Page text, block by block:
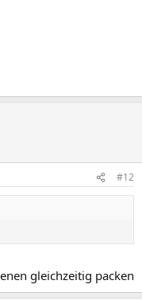
#12
gleichzeitig packen